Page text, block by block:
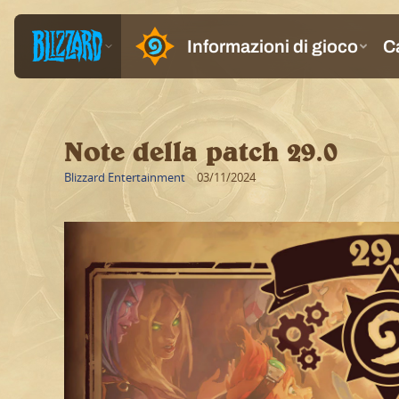
Note della patch 29.0
Blizzard Entertainment 03/11/2024